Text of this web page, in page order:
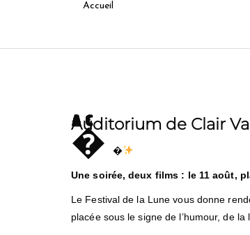
Accueil
A Carqueiranne
Auditorium de Clair Val
 
Une soirée, deux films : le 11 août,
Le Festival de la Lune vous donne
placée sous le signe de l’humour, de